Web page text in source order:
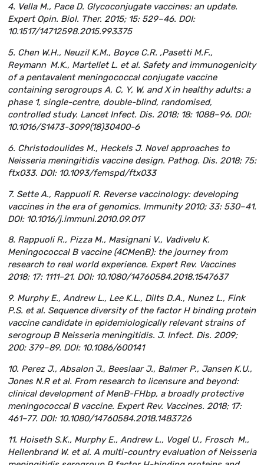
4. Vella M., Pace D. Glycoconjugate vaccines: an update.
Expert Opin. Biol. Ther. 2015; 15: 529–46. DOI:
10.1517/14712598.2015.993375
5. Chen W.H., Neuzil K.M., Boyce C.R. ,Pasetti M.F.,
Reymann M.K., Martellet L. et al. Safety and immunogenicity
of a pentavalent meningococcal conjugate vaccine
containing serogroups A, C, Y, W, and X in healthy adults: a
phase 1, single-centre, double-blind, randomised,
controlled study. Lancet Infect. Dis. 2018; 18: 1088–96. DOI:
10.1016/S1473-3099(18)30400-6
6. Christodoulides M., Heckels J. Novel approaches to
Neisseria meningitidis vaccine design. Pathog. Dis. 2018; 75:
ftx033. DOI: 10.1093/femspd/ftx033
7. Sette A., Rappuoli R. Reverse vaccinology: developing
vaccines in the era of genomics. Immunity 2010; 33: 530–41.
DOI: 10.1016/j.immuni.2010.09.017
8. Rappuoli R., Pizza M., Masignani V., Vadivelu K.
Meningococcal B vaccine (4CMenB): the journey from
research to real world experience. Expert Rev. Vaccines
2018; 17: 1111–21. DOI: 10.1080/14760584.2018.1547637
9. Murphy E., Andrew L., Lee K.L., Dilts D.A., Nunez L., Fink
P.S. et al. Sequence diversity of the factor H binding protein
vaccine candidate in epidemiologically relevant strains of
serogroup B Neisseria meningitidis. J. Infect. Dis. 2009;
200: 379–89. DOI: 10.1086/600141
10. Perez J., Absalon J., Beeslaar J., Balmer P., Jansen K.U.,
Jones N.R et al. From research to licensure and beyond:
clinical development of MenB-FHbp, a broadly protective
meningococcal B vaccine. Expert Rev. Vaccines. 2018; 17:
461–77. DOI: 10.1080/14760584.2018.1483726
11. Hoiseth S.K., Murphy E., Andrew L., Vogel U., Frosch M.,
Hellenbrand W. et al. A multi-country evaluation of Neisseria